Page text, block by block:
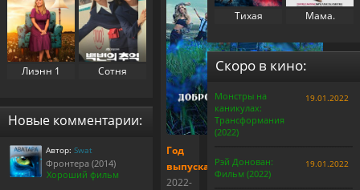
Год
выпуска:
2022-
Лиэнн 1
Сотня
номера 100 1
Новые комментарии:
Автор: Swat
Фронтера (2014)
Хороший фильм
Тихая
(2024)
Мама.
(2025)
Скоро в кино:
Монстры на
каникулах:
Трансформания
(2022)
19.01.2022
Рэй Донован:
Фильм (2022)
19.01.2022